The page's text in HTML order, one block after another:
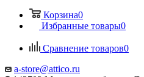
Корзина0
Избранные товары0
Сравнение товаров0
a-store@attico.ru